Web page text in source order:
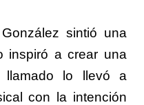
sintió una
inspiró a crear una
llamado lo llevó a
con la intención